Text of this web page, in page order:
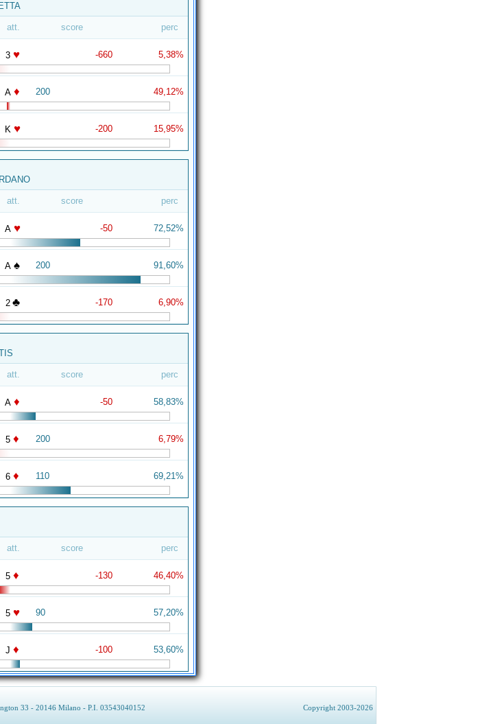
att. score perc
3 ♥ -660 5,38%
A ♦ 200 49,12%
K ♥ -200 15,95%
att. score perc
A ♥ -50 72,52%
A ♠ 200 91,60%
2 ♣ -170 6,90%
att. score perc
A ♦ -50 58,83%
5 ♦ 200 6,79%
6 ♦ 110 69,21%
att. score perc
5 ♦ -130 46,40%
5 ♥ 90 57,20%
J ♦ -100 53,60%
33 - 20146 Milano - P.I. 03543040152 Copyright 2003-2026